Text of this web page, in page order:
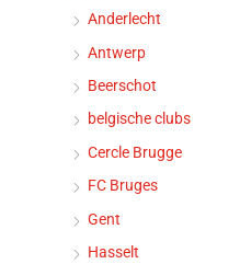
Anderlecht
Antwerp
Beerschot
belgische clubs
Cercle Brugge
FC Bruges
Gent
Hasselt